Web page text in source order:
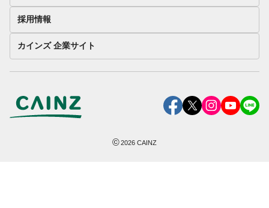
採用情報
カインズ 企業サイト
©2026 CAINZ